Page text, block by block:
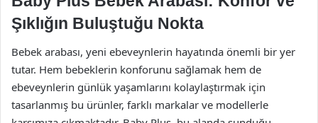
Şıklığın Buluştuğu Nokta
Bebek arabası, yeni ebeveynlerin hayatında önemli bir yer
tutar. Hem bebeklerin konforunu sağlamak hem de
ebeveynlerin günlük yaşamlarını kolaylaştırmak için
tasarlanmış bu ürünler, farklı markalar ve modellerle